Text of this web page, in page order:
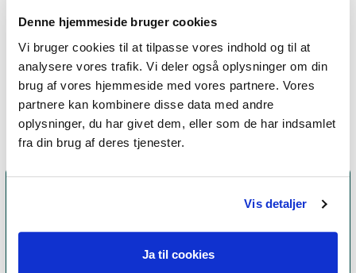
Denne hjemmeside bruger cookies
Vi bruger cookies til at tilpasse vores indhold og til at
analysere vores trafik. Vi deler også oplysninger om din
brug af vores hjemmeside med vores partnere. Vores
partnere kan kombinere disse data med andre
oplysninger, du har givet dem, eller som de har indsamlet
fra din brug af deres tjenester.
Vis detaljer
Ja til cookies
handlekraft og mod, så det bliver muligt for
dig at finde vejen til accept, glæde, frihed og
tilfredshed i dit liv - på trods af belastninger
enten her og nu eller skabt i barndommen.